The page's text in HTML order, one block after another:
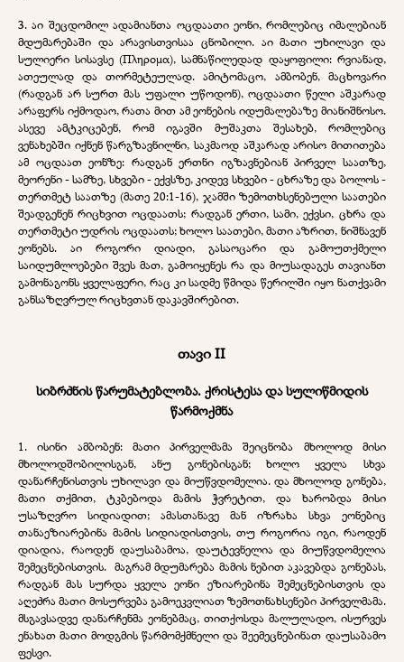
3. აი შეცდომილ ადამიანთა ოცდაათი ეონი, რომლებიც იმალებიან
მდუმარებაში და არავისთვისაა ცნობილი. აი მათი უხილავი და
სულიერი სისავსე (Πληρομα), სამნაწილედად დაყოფილი: რვიანად,
ათეულად და თორმეტეულად. ამიტომაცო, ამბობენ, მაცხოვარი
(რადგან არ სურთ მას უფალი უწოდონ), ოცდაათი წელი აშკარად
არაფერს იქმოდაო, რათა მით ამ ეონების იდუმალებაზე მიანიშნოსო.
ასევე ამტკიცებენ, რომ იგავში მუშაკთა შესახებ, რომლებიც
ვენახებში იქნენ წარგზავნილნი, საკმაოდ აშკარად არისო მითითება
ამ ოცდაათ ეონზე: რადგან ერთნი იგზავნებიან პირველ საათზე,
მეორენი - სამზე, სხვები - ექვსზე, კიდევ სხვები - ცხრაზე და ბოლოს -
თერთმეტ საათზე (მათე 20:1-16), ჯამში ზემოთხსენებული საათები
შეადგენენ რიცხვით ოცდაათს; რადგან ერთი, სამი, ექვსი, ცხრა და
თერთმეტი უდრის ოცდაათს; ხოლო საათები, მათი აზრით, ნიშნავენ
ეონებს. აი როგორი დიადი, გასაოცარი და გამოუთქმელი
საიდუმლოებები შვეს მათ, გამოიყენეს რა და მიუსადაგეს თავიანთ
გამონაგონს ყველაფერი, რაც კი სადმე წმიდა წერილში იყო ნათქვამი
განსაზღვრულ რიცხვთან დაკავშირებით.
თავი II
სიბრძნის წარუმატებლობა. ქრისტესა და სულიწმიდის
წარმოქმნა
1. ისინი ამბობენ: მათი პირველმამა შეიცნობა მხოლოდ მისი
მხოლოდშობილისგან, ანუ გონებისგან; ხოლო ყველა სხვა
დანარჩენისთვის უხილავი და მიუწვდომელია. და მხოლოდ გონება,
მათი თქმით, ტკბებოდა მამის ჭვრეტით, და ხარობდა მისი
უსაზღვრო სიდიადით; ამასთანავე მან იზრახა სხვა ეონებიც
თანაეზიარებინა მამის სიდიადისთვის, თუ როგორია იგი, რაოდენ
დიადია, რაოდენ დაუსაბამოა, დაუტევნელია და მიუწვდომელია
შემეცნებისთვის. მაგრამ მდუმარება მამის ნებით აკავებდა გონებას,
რადგან მას სურდა ყველა ეონი ეზიარებინა შემეცნებისთვის და
აღეძრა მათი მოსურვება გამოეკვლიათ ზემოთნახსენები პირველმამა.
მსგავსადვე დანარჩენმა ეონებმაც, თითქოსდა მალულადო, ისურვეს
ენახათ მათი მოდგმის წარმომქმნელი და შეემეცნებინათ დაუსაბამო
ფესვი.